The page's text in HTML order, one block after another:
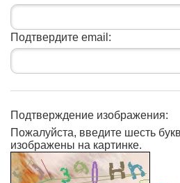
Подтвердите email:
Подтверждение изображения:
Пожалуйста, введите шесть
изображены на картинке.